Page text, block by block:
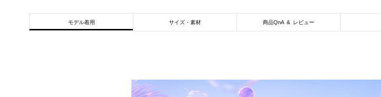
モデル着用 サイズ・素材 商品QnA & レビュー